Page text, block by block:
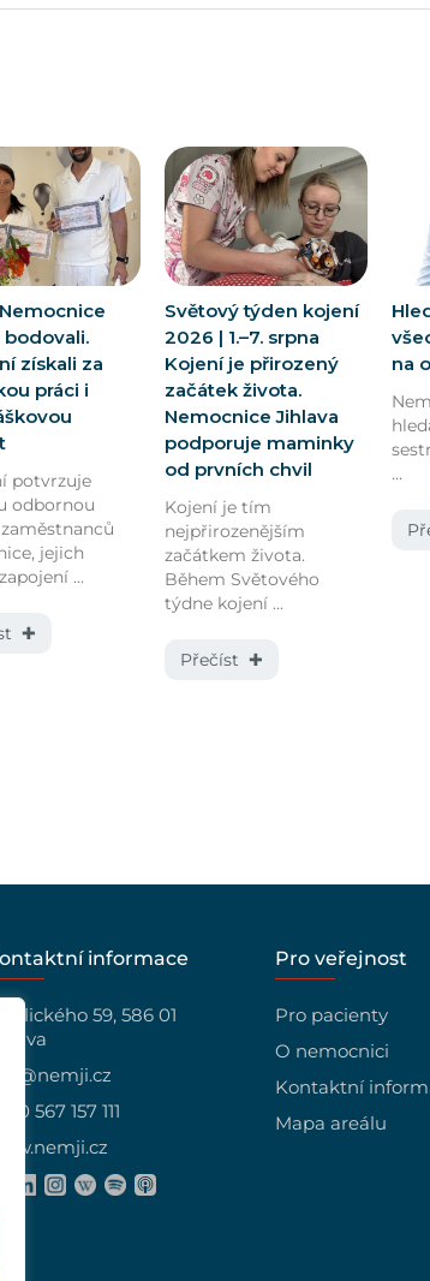
bodovali.
získali za
práci i
potvrzuje
odbornou
jejich
...
✚
Světový týden kojení
2026 | 1.–7. srpna
Kojení je přirozený
začátek života.
Nemocnice Jihlava
podporuje maminky
od prvních chvil
Kojení je tím
nejpřirozenějším
začátkem života.
Během Světového
týdne kojení ...
Přečíst ✚
na
...
informace
59, 586 01
567 157 111
Pro veřejnost
Pro pacienty
O nemocnici
Kontaktní
Mapa areálu